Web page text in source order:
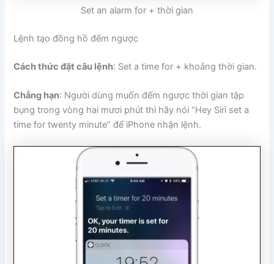
Set an alarm for + thời gian
Lệnh tạo đồng hồ đếm ngược
Cách thức đặt câu lệnh: Set a time for + khoảng thời gian.
Chẳng hạn: Người dùng muốn đếm ngược thời gian tập
bụng trong vòng hai mươi phút thì hãy nói “Hey Siri set a
time for twenty minute” để iPhone nhận lệnh.